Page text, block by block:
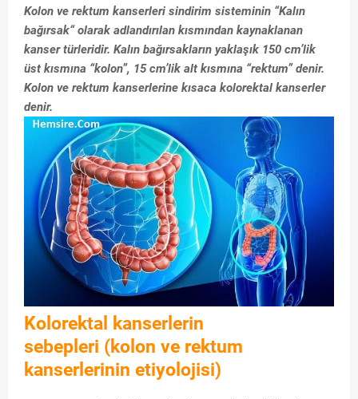
Kolon ve rektum kanserleri sindirim sisteminin “Kalın
bağırsak“ olarak adlandırılan kısmından kaynaklanan
kanser türleridir. Kalın bağırsakların yaklaşık 150 cm’lik
üst kısmına “kolon”, 15 cm’lik alt kısmına “rektum” denir.
Kolon ve rektum kanserlerine kısaca kolorektal kanserler
denir.
Kolorektal kanserlerin
sebepleri (kolon ve rektum
kanserlerinin etiyolojisi)